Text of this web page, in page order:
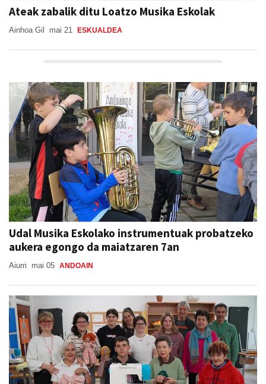
Ateak zabalik ditu Loatzo Musika Eskolak
Ainhoa Gil mai 21 ESKUALDEA
Udal Musika Eskolako instrumentuak probatzeko
aukera egongo da maiatzaren 7an
Aiurri mai 05 ANDOAIN